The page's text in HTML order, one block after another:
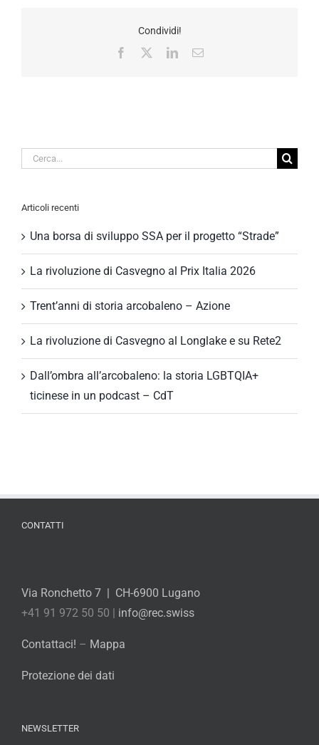
Condividi!
Facebook
LinkedInEmail
Cerca
Articoli recenti
Una borsa di sviluppo SSA per il progetto “Strade”
La rivoluzione di Casvegno al Prix Italia 2026
Trent’anni di storia arcobaleno – Azione
La rivoluzione di Casvegno al Longlake e su Rete2
Dall’ombra all’arcobaleno: la storia LGBTQIA+
ticinese in un podcast – CdT
CONTATTI
Via Ronchetto 7 | CH-6900 Lugano
+41 91 972 50 50 | info@rec.swiss
Contattaci! – Mappa
Protezione dei dati
NEWSLETTER